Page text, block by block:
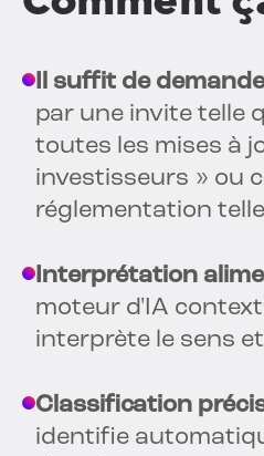
Il suffit de
par une invite telle
toutes les mises à
investisseurs » ou
réglementation
Interprétation
moteur d'IA
interprète le sens
Classification
identifie